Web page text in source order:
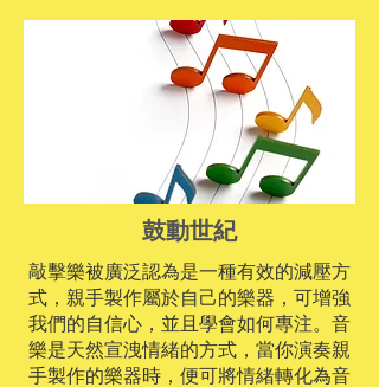
鼓動世紀
敲擊樂被廣泛認為是一種有效的減壓方
式，親手製作屬於自己的樂器，可增強
我們的自信心，並且學會如何專注。音
樂是天然宣洩情緒的方式，當你演奏親
手製作的樂器時，便可將情緒轉化為音